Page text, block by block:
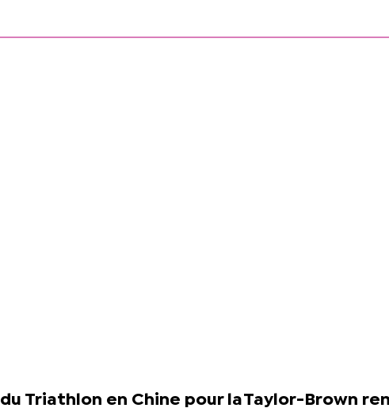
Triathlon en Chine pour laTaylor-Brown